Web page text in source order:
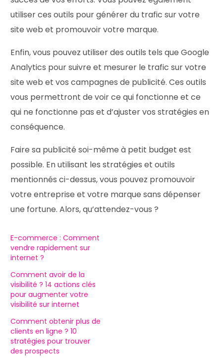
utiliser ces outils pour générer du trafic sur votre
site web et promouvoir votre marque.
Enfin, vous pouvez utiliser des outils tels que Google
Analytics pour suivre et mesurer le trafic sur votre
site web et vos campagnes de publicité. Ces outils
vous permettront de voir ce qui fonctionne et ce
qui ne fonctionne pas et d’ajuster vos stratégies en
conséquence.
Faire sa publicité soi-même à petit budget est
possible. En utilisant les stratégies et outils
mentionnés ci-dessus, vous pouvez promouvoir
votre entreprise et votre marque sans dépenser
une fortune. Alors, qu’attendez-vous ?
E-commerce : Comment
vendre rapidement sur
internet ?
Comment avoir de la
visibilité ? 14 actions clés
pour augmenter votre
visibilité sur internet
Comment obtenir plus de
clients en ligne ? 10
stratégies pour trouver
des prospects